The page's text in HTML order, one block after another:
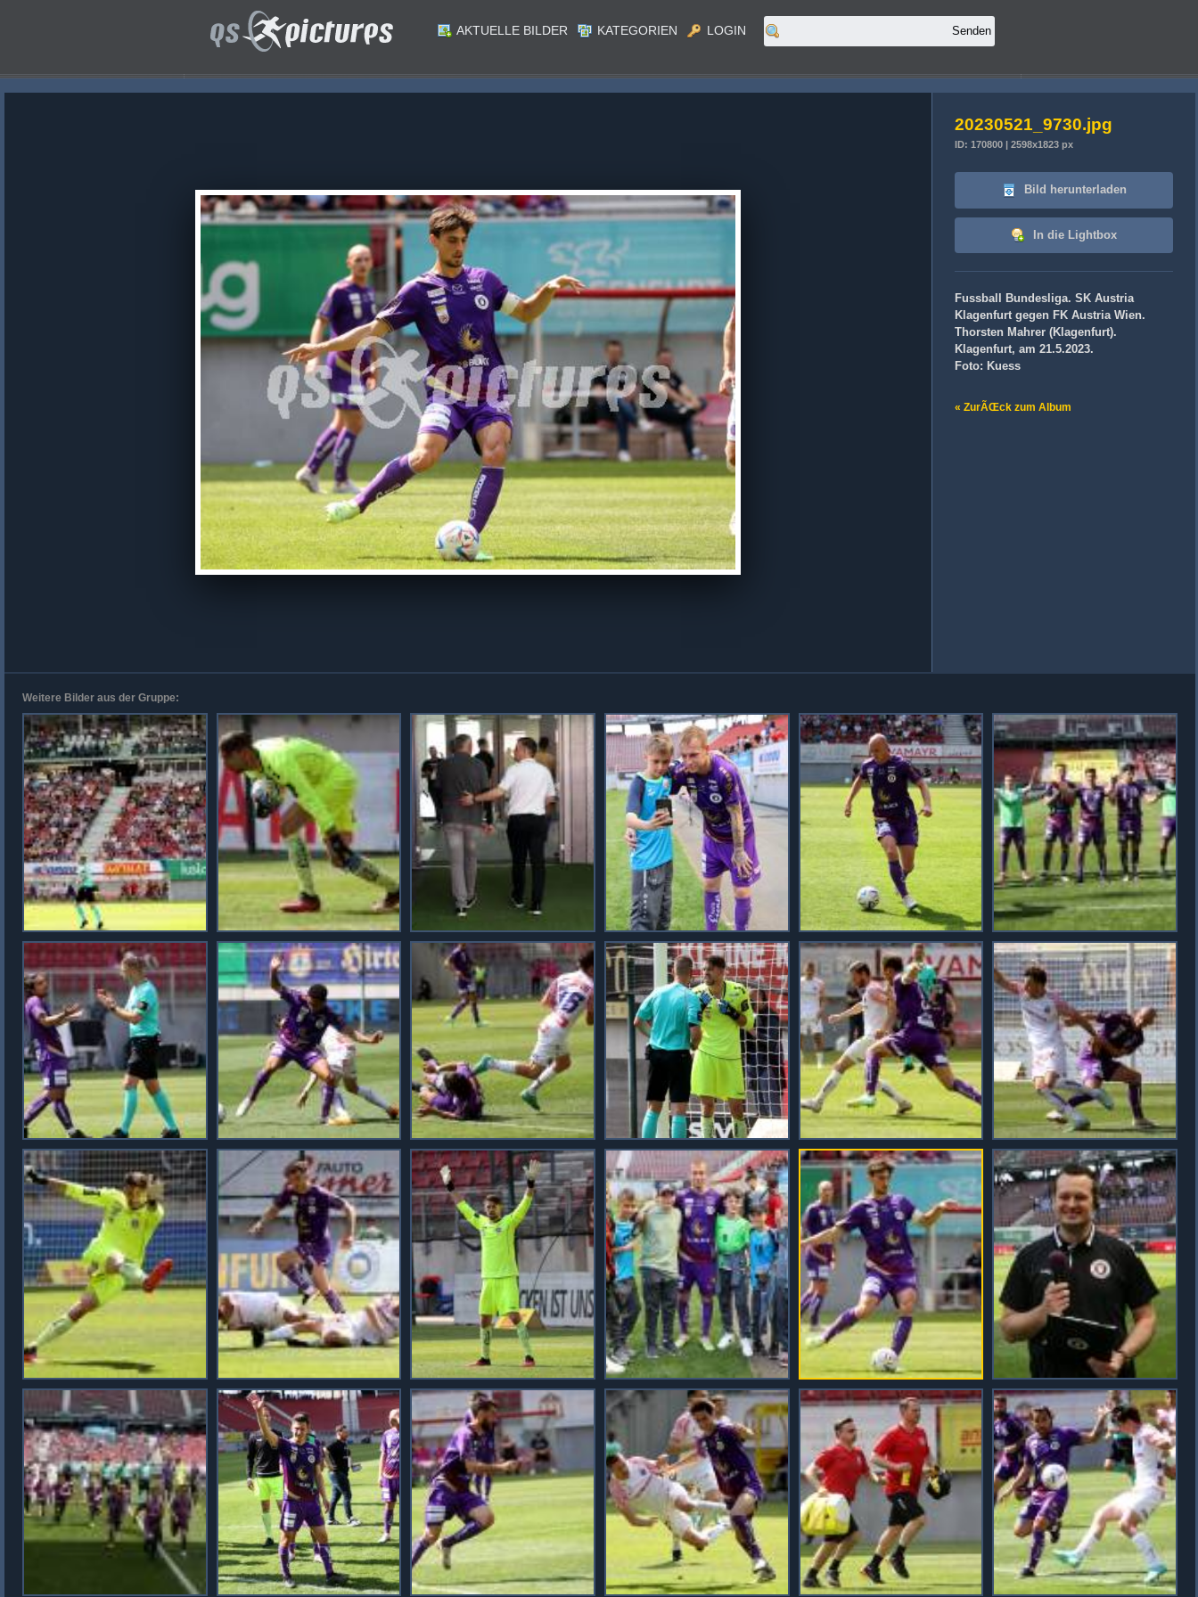
AKTUELLE BILDER KATEGORIEN LOGIN
20230521_9730.jpg
ID: 170800 | 2598x1823 px
Bild herunterladen
In die Lightbox
Fussball Bundesliga. SK Austria
Klagenfurt gegen FK Austria Wien.
Thorsten Mahrer (Klagenfurt).
Klagenfurt, am 21.5.2023.
Foto: Kuess
« ZurÃŒck zum Album
Weitere Bilder aus der Gruppe: